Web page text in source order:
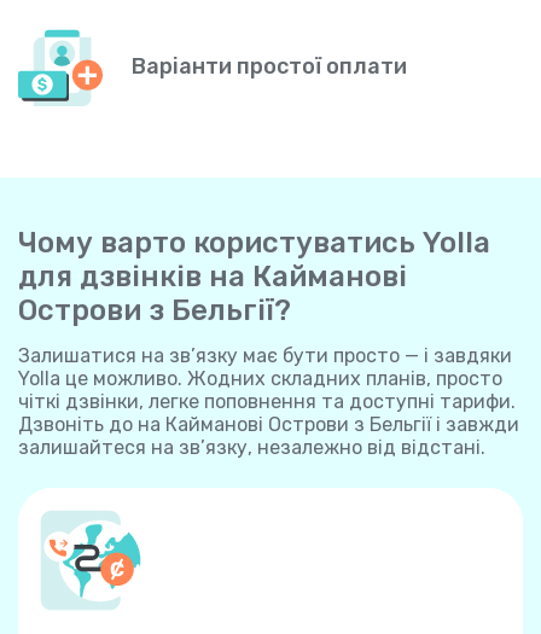
Варіанти простої оплати
Чому варто користуватись Yolla
для дзвінків на Кайманові
Острови з Бельгії?
Залишатися на зв’язку має бути просто — і завдяки
Yolla це можливо. Жодних складних планів, просто
чіткі дзвінки, легке поповнення та доступні тарифи.
Дзвоніть до на Кайманові Острови з Бельгії і завжди
залишайтеся на зв’язку, незалежно від відстані.